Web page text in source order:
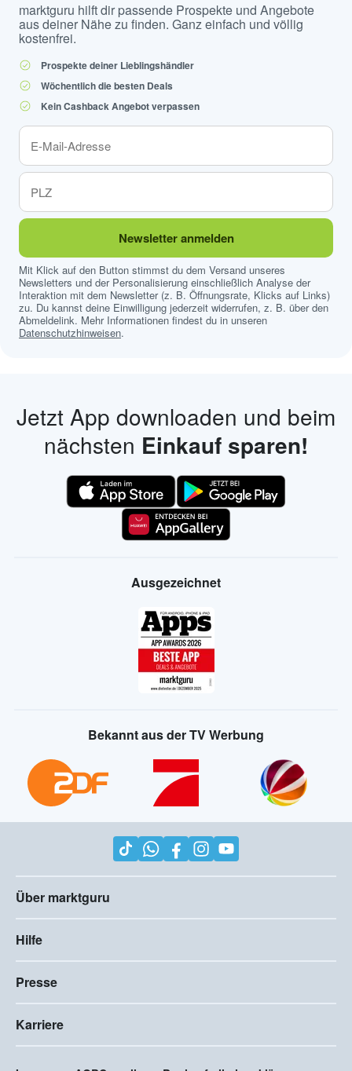
marktguru hilft dir passende Prospekte und Angebote
aus deiner Nähe zu finden. Ganz einfach und völlig
kostenfrei.
Prospekte deiner Lieblingshändler
Wöchentlich die besten Deals
Kein Cashback Angebot verpassen
Newsletter anmelden
Mit Klick auf den Button stimmst du dem Versand unseres
Newsletters und der Personalisierung einschließlich Analyse der
Interaktion mit dem Newsletter (z. B. Öffnungsrate, Klicks auf Links)
zu. Du kannst deine Einwilligung jederzeit widerrufen, z. B. über den
Abmeldelink. Mehr Informationen findest du in unseren
Datenschutzhinweisen.
Jetzt App downloaden und beim
nächsten Einkauf sparen!
Ausgezeichnet
Bekannt aus der TV Werbung
Über marktguru
Hilfe
Presse
Karriere